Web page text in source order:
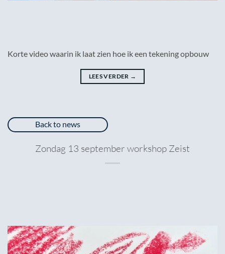
Korte video waarin ik laat zien hoe ik een tekening opbouw
LEES VERDER →
Back to news
Zondag 13 september workshop Zeist